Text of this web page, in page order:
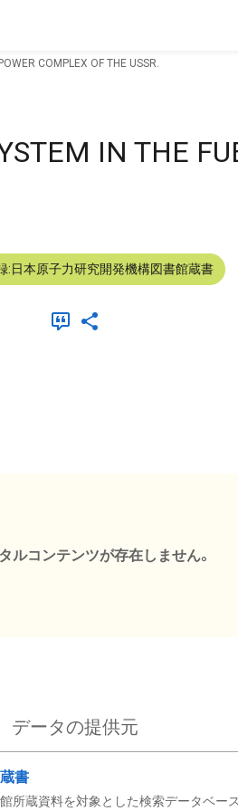
COMPLEX OF THE USSR.
IN THE
:日本原子力研究開発機構図書館蔵書
ルコンテンツが存在しません。
データの提供元
書
所蔵資料を対象とした検索データベー